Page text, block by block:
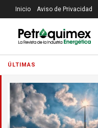
ÚLTIMAS
Inicio Aviso de Privacidad